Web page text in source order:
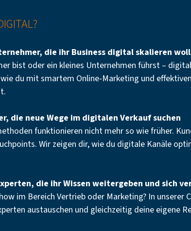
die ihr Business digital skalieren
bist oder ein kleines Unternehmen führst –
du mit smartem Online-Marketing und
die neue Wege im digitalen Verkauf suchen
funktionieren nicht mehr so wie früher.
Wir zeigen dir, wie du digitale Kanäle
die ihr Wissen weitergeben und sich
im Bereich Vertrieb oder Marketing? In unserer
austauschen und gleichzeitig deine eigene